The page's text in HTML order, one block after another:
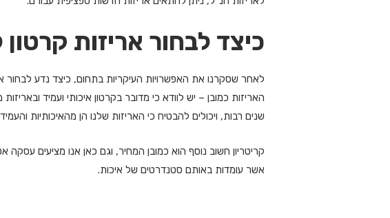
כיצד לבחור אריזות קרטון
לאחר שסקרנו את האפשרויות העיקריות בתחום, כיצד נדע לבחור
האריזות כמובן – יש לוודא כי מדובר בקרטון איכותי ועמיד
שנים רבות, ויכולים להבטיח כי האריזות שלנו הן מהאיכותיות
קריטריון חשוב נוסף הוא כמובן המחיר, וגם כאן אנו מציעים
אשר עומדות באותם סטנדרטים של איכות.